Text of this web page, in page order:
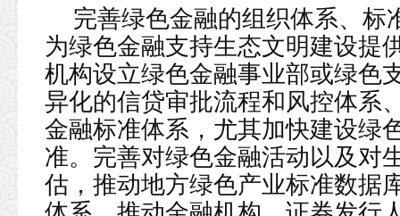
完善绿色金融的组织体系、标
为绿色金融支持生态文明建设提
机构设立绿色金融事业部或绿色
异化的信贷审批流程和风控体系
金融标准体系，尤其加快建设绿
准。完善对绿色金融活动以及对
估，推动地方绿色产业标准数据